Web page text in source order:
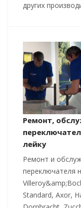
других
Ремонт,
лейку
Ремонт и
переключателя
Standard, Axor,